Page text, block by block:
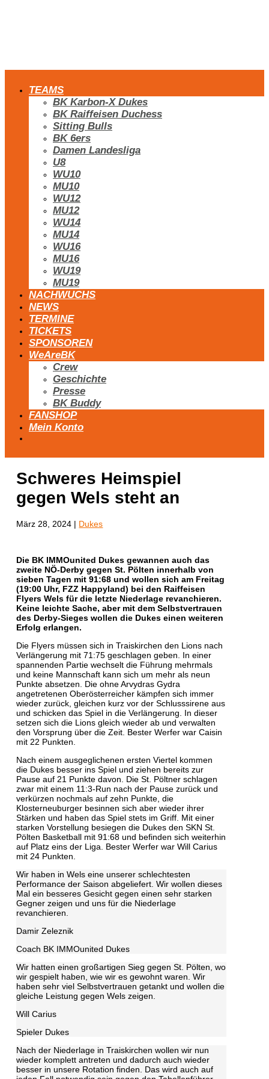
TEAMS
BK Karbon-X Dukes
BK Raiffeisen Duchess
Sitting Bulls
BK 6ers
Damen Landesliga
U8
WU10
MU10
WU12
MU12
WU14
MU14
WU16
MU16
WU19
MU19
NACHWUCHS
NEWS
TERMINE
TICKETS
SPONSOREN
WeAreBK
Crew
Geschichte
Presse
BK Buddy
FANSHOP
Mein Konto
Schweres Heimspiel
gegen Wels steht an
März 28, 2024 | Dukes
Die BK IMMOunited Dukes gewannen auch das
zweite NÖ-Derby gegen St. Pölten innerhalb von
sieben Tagen mit 91:68 und wollen sich am Freitag
(19:00 Uhr, FZZ Happyland) bei den Raiffeisen
Flyers Wels für die letzte Niederlage revanchieren.
Keine leichte Sache, aber mit dem Selbstvertrauen
des Derby-Sieges wollen die Dukes einen weiteren
Erfolg erlangen.
Die Flyers müssen sich in Traiskirchen den Lions nach
Verlängerung mit 71:75 geschlagen geben. In einer
spannenden Partie wechselt die Führung mehrmals
und keine Mannschaft kann sich um mehr als neun
Punkte absetzen. Die ohne Arvydras Gydra
angetretenen Oberösterreicher kämpfen sich immer
wieder zurück, gleichen kurz vor der Schlusssirene aus
und schicken das Spiel in die Verlängerung. In dieser
setzen sich die Lions gleich wieder ab und verwalten
den Vorsprung über die Zeit. Bester Werfer war Caisin
mit 22 Punkten.
Nach einem ausgeglichenen ersten Viertel kommen
die Dukes besser ins Spiel und ziehen bereits zur
Pause auf 21 Punkte davon. Die St. Pöltner schlagen
zwar mit einem 11:3-Run nach der Pause zurück und
verkürzen nochmals auf zehn Punkte, die
Klosterneuburger besinnen sich aber wieder ihrer
Stärken und haben das Spiel stets im Griff. Mit einer
starken Vorstellung besiegen die Dukes den SKN St.
Pölten Basketball mit 91:68 und befinden sich weiterhin
auf Platz eins der Liga. Bester Werfer war Will Carius
mit 24 Punkten.
Wir haben in Wels eine unserer schlechtesten
Performance der Saison abgeliefert. Wir wollen dieses
Mal ein besseres Gesicht gegen einen sehr starken
Gegner zeigen und uns für die Niederlage
revanchieren.
Damir Zeleznik
Coach BK IMMOunited Dukes
Wir hatten einen großartigen Sieg gegen St. Pölten, wo
wir gespielt haben, wie wir es gewohnt waren. Wir
haben sehr viel Selbstvertrauen getankt und wollen die
gleiche Leistung gegen Wels zeigen.
Will Carius
Spieler Dukes
Nach der Niederlage in Traiskirchen wollen wir nun
wieder komplett antreten und dadurch auch wieder
besser in unsere Rotation finden. Das wird auch auf